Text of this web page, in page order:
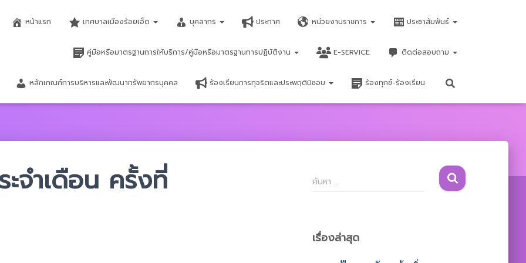
หน้าแรก เทศบาลเมืองร้อยเอ็ด บุคลากร ประกาศ หน่วยงานราชการ ประชาสัมพันธ์
คู่มือหรือมาตรฐานการให้บริการ/คู่มือหรือมาตรฐานการปฏิบัติงาน E-SERVICE ติดต่อสอบถาม
หลักเกณฑ์การบริหารและพัฒนาทรัพยากรบุคคล ร้องเรียนการทุจริตและประพฤติมิชอบ ร้องทุกข์-ร้องเรียน
ะจำเดือน ครั้งที่
ค้
น
สำ
ค้นหา …
เรื่องล่าสุด